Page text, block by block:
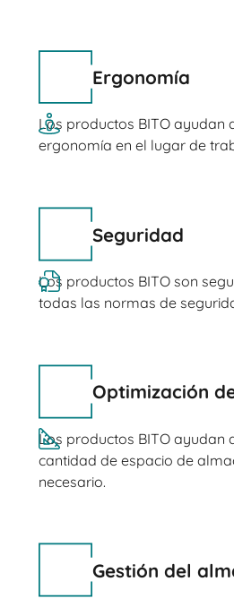
Ergonomía
Los productos BITO ayudan
ergonomía en el lugar de
Seguridad
Los productos BITO son
todas las normas de
Optimización
Los productos BITO ayudan
cantidad de espacio de
necesario.
Gestión del